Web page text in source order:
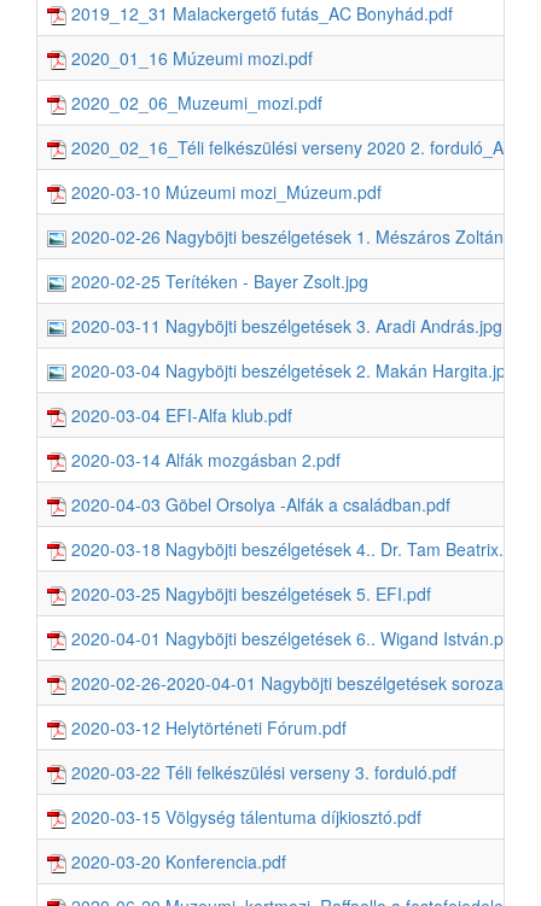
2019_12_31 Malackergető futás_AC Bonyhád.pdf
2020_01_16 Múzeumi mozi.pdf
2020_02_06_Muzeumi_mozi.pdf
2020_02_16_Téli felkészülési verseny 2020 2.
2020-03-10 Múzeumi mozi_Múzeum.pdf
2020-02-26 Nagyböjti beszélgetések 1. Mészáros Zoltán.jpg
2020-02-25 Terítéken - Bayer Zsolt.jpg
2020-03-11 Nagyböjti beszélgetések 3. Aradi András.jpg
2020-03-04 Nagyböjti beszélgetések 2. Makán Hargita.jpg
2020-03-04 EFI-Alfa klub.pdf
2020-03-14 Alfák mozgásban 2.pdf
2020-04-03 Göbel Orsolya -Alfák a családban.pdf
2020-03-18 Nagyböjti beszélgetések 4.. Dr. Tam Beatrix.pdf
2020-03-25 Nagyböjti beszélgetések 5. EFI.pdf
2020-04-01 Nagyböjti beszélgetések 6.. Wigand István.pdf
2020-02-26-2020-04-01 Nagyböjti beszélgetések sorozat.pdf
2020-03-12 Helytörténeti Fórum.pdf
2020-03-22 Téli felkészülési verseny 3. forduló.pdf
2020-03-15 Völgység tálentuma díjkiosztó.pdf
2020-03-20 Konferencia.pdf